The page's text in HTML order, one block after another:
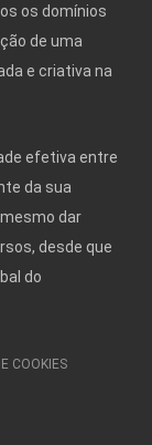
os domínios
de uma
e criativa na
efetiva entre
da sua
dar
desde que
do
COOKIES